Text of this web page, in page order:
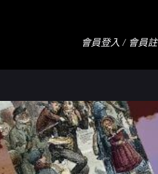
會員登入 / 會員